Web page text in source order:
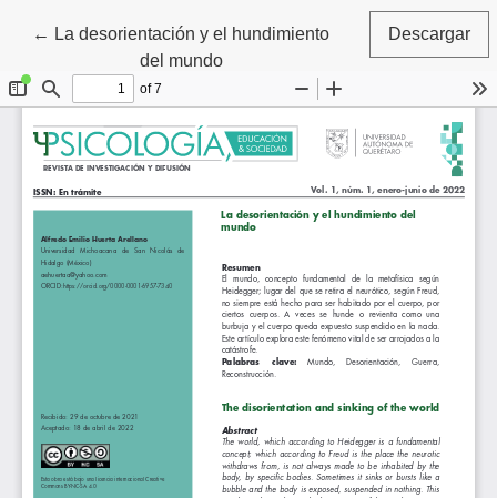
← Volver a los detalles del artículo
La desorientación y el hundimiento
del mundo
Descargar